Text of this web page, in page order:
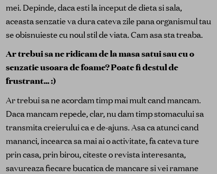
mei. Depinde, daca esti la inceput de dieta si sala,
aceasta senzatie va dura cateva zile pana organismul tau
se obisnuieste cu noul stil de viata. Cam asa sta treaba.
Ar trebui sa ne ridicam de la masa satui sau cu o
senzatie usoara de foame? Poate fi destul de
frustrant… :)
Ar trebui sa ne acordam timp mai mult cand mancam.
Daca mancam repede, clar, nu dam timp stomacului sa
transmita creierului ca e de-ajuns. Asa ca atunci cand
mananci, incearca sa mai ai o activitate, fa cateva ture
prin casa, prin birou, citeste o revista interesanta,
savureaza fiecare bucatica de mancare si vei ramane